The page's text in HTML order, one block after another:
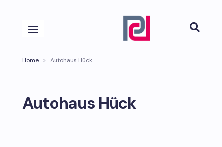

Home > Autohaus Hück
Autohaus Hück